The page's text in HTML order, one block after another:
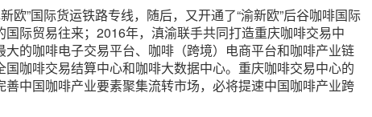
欧”国际货运铁路专线，随后，又开通了“渝新欧”后谷咖啡国际
国际贸易往来；2016年，滇渝联手共同打造重庆咖啡交易中
大的咖啡电子交易平台、咖啡（跨境）电商平台和咖啡产业链
国咖啡交易结算中心和咖啡大数据中心。重庆咖啡交易中心的
善中国咖啡产业要素聚集流转市场，必将提速中国咖啡产业跨